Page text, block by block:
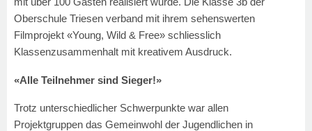
Oberschule Triesen verband mit ihrem sehenswerten
Filmprojekt «Young, Wild & Free» schliesslich
Klassenzusammenhalt mit kreativem Ausdruck.
«Alle Teilnehmer sind Sieger!»
Trotz unterschiedlicher Schwerpunkte war allen
Projektgruppen das Gemeinwohl der Jugendlichen in